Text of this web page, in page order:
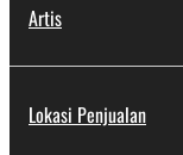
Artis
Lokasi Penjualan